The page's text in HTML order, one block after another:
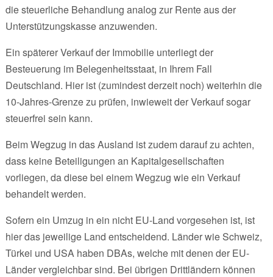
die steuerliche Behandlung analog zur Rente aus der
Unterstützungskasse anzuwenden.
Ein späterer Verkauf der Immobilie unterliegt der
Besteuerung im Belegenheitsstaat, in Ihrem Fall
Deutschland. Hier ist (zumindest derzeit noch) weiterhin die
10-Jahres-Grenze zu prüfen, inwieweit der Verkauf sogar
steuerfrei sein kann.
Beim Wegzug in das Ausland ist zudem darauf zu achten,
dass keine Beteiligungen an Kapitalgesellschaften
vorliegen, da diese bei einem Wegzug wie ein Verkauf
behandelt werden.
Sofern ein Umzug in ein nicht EU-Land vorgesehen ist, ist
hier das jeweilige Land entscheidend. Länder wie Schweiz,
Türkei und USA haben DBAs, welche mit denen der EU-
Länder vergleichbar sind. Bei übrigen Drittländern können